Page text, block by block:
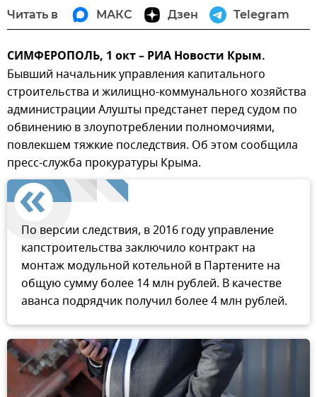
Читать в МАКС Дзен Telegram
СИМФЕРОПОЛЬ, 1 окт – РИА Новости Крым.
Бывший начальник управления капитального
строительства и жилищно-коммунального хозяйства
администрации Алушты предстанет перед судом по
обвинению в злоупотреблении полномочиями,
повлекшем тяжкие последствия. Об этом сообщила
пресс-служба прокуратуры Крыма.
По версии следствия, в 2016 году управление
капстроительства заключило контракт на
монтаж модульной котельной в Партените на
общую сумму более 14 млн рублей. В качестве
аванса подрядчик получил более 4 млн рублей.